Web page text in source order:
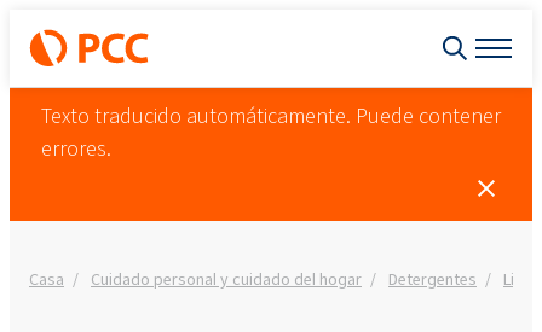
Texto traducido automáticamente. Puede contener
errores.
Casa Cuidado personal y cuidado del hogar Detergentes